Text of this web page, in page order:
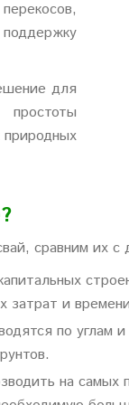
для
сравним их
затрат и
по углам
на